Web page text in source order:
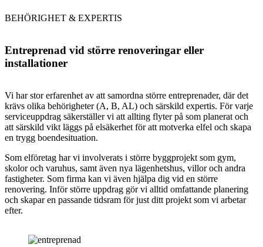
Entreprenad vid större renoveringar eller
installationer
Vi har stor erfarenhet av att samordna större entreprenader, där det
krävs olika behörigheter (A, B, AL) och särskild expertis. För varje
serviceuppdrag säkerställer vi att allting flyter på som planerat och
att särskild vikt läggs på elsäkerhet för att motverka elfel och skapa
en trygg boendesituation.
Som elföretag har vi involverats i större byggprojekt som gym,
skolor och varuhus, samt även nya lägenhetshus, villor och andra
fastigheter. Som firma kan vi även hjälpa dig vid en större
renovering. Inför större uppdrag gör vi alltid omfattande planering
och skapar en passande tidsram för just ditt projekt som vi arbetar
efter.
BEHÖRIGHET & EXPERTIS